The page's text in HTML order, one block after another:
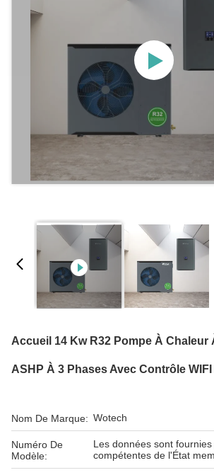
Accueil 14 Kw R32 Pompe À Chaleur
ASHP À 3 Phases Avec Contrôle
Nom De Marque: Wotech
Numéro De
Modèle:
Les données sont
compétentes de l'État